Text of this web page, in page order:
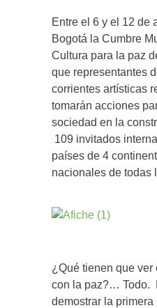
Entre el 6 y el 12 de
Bogotá la Cumbre
Cultura para la paz
que representantes
corrientes artísticas
tomarán acciones
sociedad en la
109 invitados
países de 4
nacionales de todas
¿Qué tienen que ver
con la paz?… Todo.
demostrar la